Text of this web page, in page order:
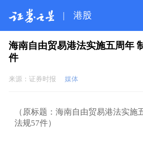
| 港股
海南自由贸易港法实施五周年
件
来源： 证券时报 媒体
（原标题：海南自由贸易港法实施
法规57件）